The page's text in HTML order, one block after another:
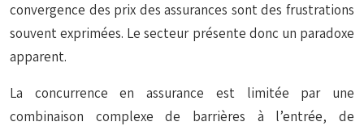
convergence des prix des assurances sont des frustrations
souvent exprimées. Le secteur présente donc un paradoxe
apparent.
La concurrence en assurance est limitée par une
combinaison complexe de barrières à l’entrée, de